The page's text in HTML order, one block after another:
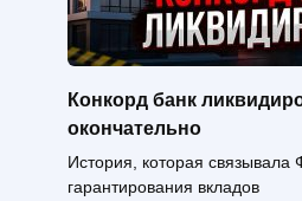
Конкорд банк
окончательно
История, которая связывала
гарантирования вкладов